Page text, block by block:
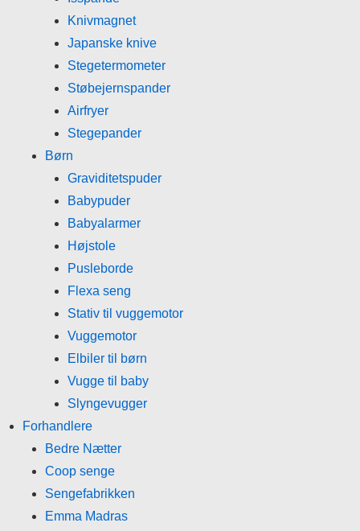
Knivmagnet
Japanske knive
Stegetermometer
Støbejernspander
Airfryer
Stegepander
Børn
Graviditetspuder
Babypuder
Babyalarmer
Højstole
Pusleborde
Flexa seng
Stativ til vuggemotor
Vuggemotor
Elbiler til børn
Vugge til baby
Slyngevugger
Forhandlere
Bedre Nætter
Coop senge
Sengefabrikken
Emma Madras